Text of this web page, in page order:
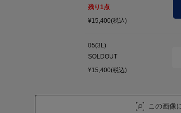
残り1点
¥15,400(税込)
05(3L)
SOLDOUT
¥15,400(税込)
この画像